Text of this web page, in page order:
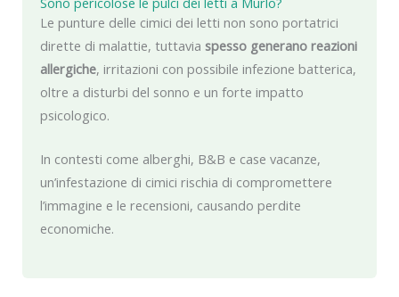
Le punture delle cimici dei letti non sono portatrici
dirette di malattie, tuttavia spesso generano reazioni
allergiche, irritazioni con possibile infezione batterica,
oltre a disturbi del sonno e un forte impatto
psicologico.
In contesti come alberghi, B&B e case vacanze,
un’infestazione di cimici rischia di compromettere
l’immagine e le recensioni, causando perdite
economiche.